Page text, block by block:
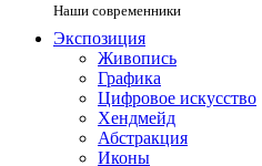
Наши современники
Экспозиция
Живопись
Графика
Цифровое искусство
Хендмейд
Абстракция
Иконы